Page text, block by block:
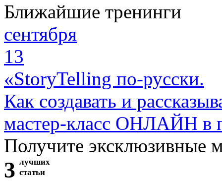
Ближайшие тренинги
сентября
13
«StoryTelling по-русски.
Как создавать и
мастер-класс ОНЛАЙН в
Получите эксклюзивные
3 лучших
статьи